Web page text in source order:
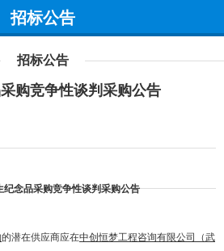
招标公告
招标公告
购​竞争性谈判采购公告
纪念品采购竞争性谈判采购公告
的潜在供应商应在中创恒梦工程咨询有限公司
（武